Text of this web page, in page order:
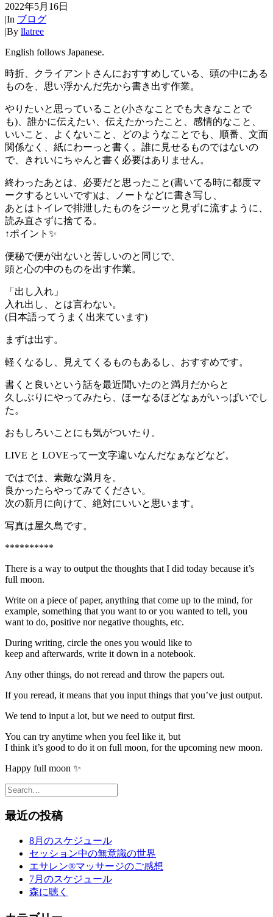
2022年5月16日
|In ブログ
|By llatree
English follows Japanese.
時折、クライアントさんにおすすめしている、頭の中にある
ものを、思い浮かんだ先から書き出す作業。
やりたいと思っていること(小さなことでも大きなことで
も)、誰かに伝えたい、伝えたかったこと、感情的なこと、
いいこと、よくないこと、どのようなことでも、順番、文面
関係なく、紙にわーっと書く。誰に見せるものではないの
で、きれいにちゃんと書く必要はありません。
終わったあとは、必要だと思ったこと(書いてる時に都度マ
ークするといいです)は、ノートなどに書き写し、
あとはトイレで排泄したものをジーッと見ずに流すように、
読み直さずに捨てる。
↑ポイント✨
便秘で便が出ないと苦しいのと同じで、
頭と心の中のものを出す作業。
「出し入れ」
入れ出し、とは言わない。
(日本語ってうまく出来ています)
まずは出す。
軽くなるし、見えてくるものもあるし、おすすめです。
書くと良いという話を最近聞いたのと満月だからと
久しぶりにやってみたら、ほーなるほどなぁがいっぱいでし
た。
おもしろいことにも気がついたり。
LIVE と LOVEって一文字違いなんだなぁなどなど。
ではでは、素敵な満月を。
良かったらやってみてください。
次の新月に向けて、絶対にいいと思います。
写真は屋久島です。
**********
There is a way to output the thoughts that I did today because it’s
full moon.
Write on a piece of paper, anything that come up to the mind, for
example, something that you want to or you wanted to tell, you
want to do, positive nor negative thoughts, etc.
During writing, circle the ones you would like to
keep and afterwards, write it down in a notebook.
Any other things, do not reread and throw the papers out.
If you reread, it means that you input things that you’ve just output.
We tend to input a lot, but we need to output first.
You can try anytime when you feel like it, but
I think it’s good to do it on full moon, for the upcoming new moon.
Happy full moon ✨
最近の投稿
8月のスケジュール
セッション中の無意識の世界
エサレン®︎マッサージのご感想
7月のスケジュール
森に聴く